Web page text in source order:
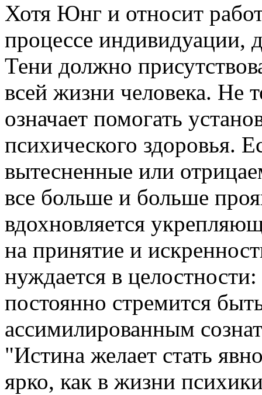
Хотя Юнг и относит
процессе индивидуации,
Тени должно
всей жизни человека. Не
означает помогать
психического здоровья.
вытесненные или
все больше и больше
вдохновляется
на принятие и
нуждается в целостности:
постоянно стремится
ассимилированным
"Истина желает стать
ярко, как в жизни